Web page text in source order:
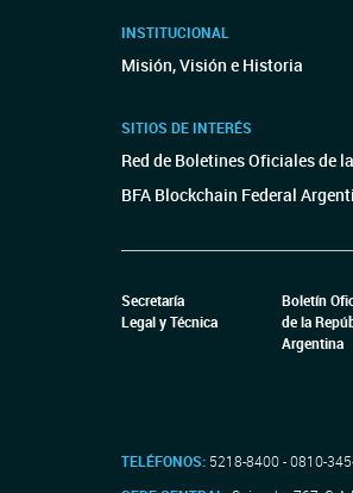
INSTITUCIONAL
Misión, Visión e Historia
SITIOS DE INTERÉS
Red de Boletines Oficiales de
BFA Blockchain Federal
Secretaría
Legal y Técnica
Boletín
de la
Argentina
TELÉFONOS: 5218-8400 - 0810-